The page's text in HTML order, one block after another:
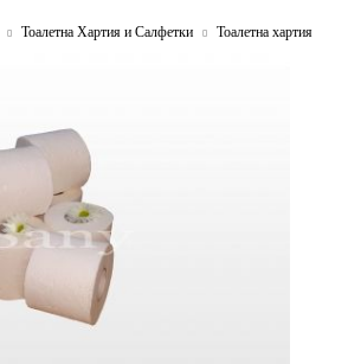
Тоалетна Хартия и Салфетки Тоалетна хартия